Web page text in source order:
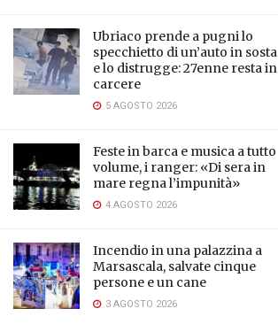
Ubriaco prende a pugni lo
specchietto di un’auto in sosta
e lo distrugge: 27enne resta in
carcere
5 AGOSTO 2026
Feste in barca e musica a tutto
volume, i ranger: «Di sera in
mare regna l’impunità»
4 AGOSTO 2026
Incendio in una palazzina a
Marsascala, salvate cinque
persone e un cane
3 AGOSTO 2026